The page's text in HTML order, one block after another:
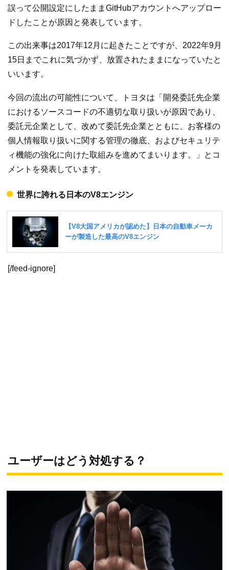
誤って公開設定にしたままGitHubアカウントへアップロー
ドしたことが原因と発表しています。
この出来事は2017年12月に起きたことですが、2022年9月
15日までこれに気づかず、放置されたままになっていたと
いいます。
今回の流出の可能性について、トヨタは「開発委託先企業
におけるソースコードの不適切な取り扱いが原因であり、
委託元企業として、改めて委託先企業とともに、お客様の
個人情報取り扱いに関する管理の徹底、およびセキュリテ
ィ機能の強化に向けた取組みを進めてまいります。」とコ
メントを発表しています。
世界に誇れる日本のV8エンジン
[/feed-ignore]
ユーザーはどう対処する？